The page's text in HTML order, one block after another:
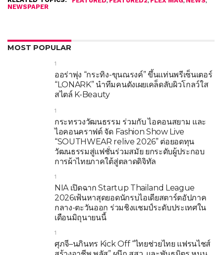
NEWSPAPER
MOST POPULAR
1
ออร่าพุ่ง “กระทิง-ขุนณรงค์” ขึ้นแท่นพรีเซ็นเตอร์
“LONARK” นำทีมคนดังเผยเคล็ดลับผิวโกลว์ใส
สไตล์ K-Beauty
1
กระทรวงวัฒนธรรม ร่วมกับ ไอคอนสยาม และ
ไอคอนคราฟต์ จัด Fashion Show Live
“SOUTHWEAR relive 2026” ต่อยอดทุน
วัฒนธรรมสู่แฟชั่นร่วมสมัย ยกระดับผู้ประกอบ
การผ้าไทยภาคใต้สู่ตลาดดิจิทัล
1
NIA เปิดฉาก Startup Thailand League
2026เฟ้นหาสุดยอดนักรบไอเดียสตาร์ตอัปภาค
กลาง-ตะวันออก ร่วมชิงแชมป์ระดับประเทศใน
เดือนมิถุนายนนี้
1
ศุภจี–นภินทร Kick Off “ไทยช่วยไทย แฟรนไชส์